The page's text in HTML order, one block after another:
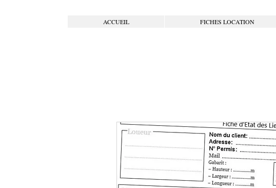
ACCUEIL FICHES LOCATION